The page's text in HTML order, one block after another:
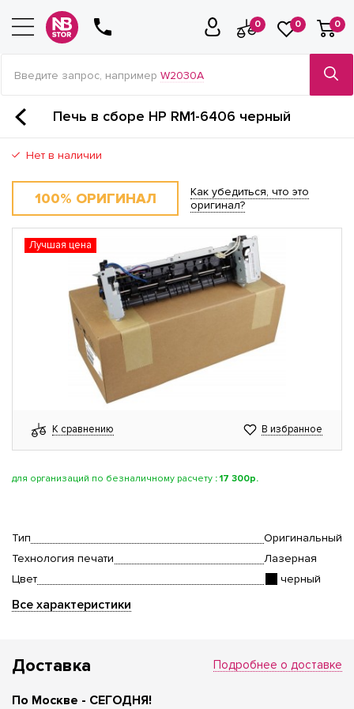
0 0 0
Введите запрос, например W2030A
Печь в сборе HP RM1-6406 черный
Нет в наличии
100% ОРИГИНАЛ
Как убедиться, что это
оригинал?
Лучшая цена
К сравнению В избранное
для организаций по безналичному расчету :17 300р.
Тип
Оригинальный
Технология печати
Лазерная
Цвет
черный
Все характеристики
Доставка
По Москве - СЕГОДНЯ!
Подробнее о доставке